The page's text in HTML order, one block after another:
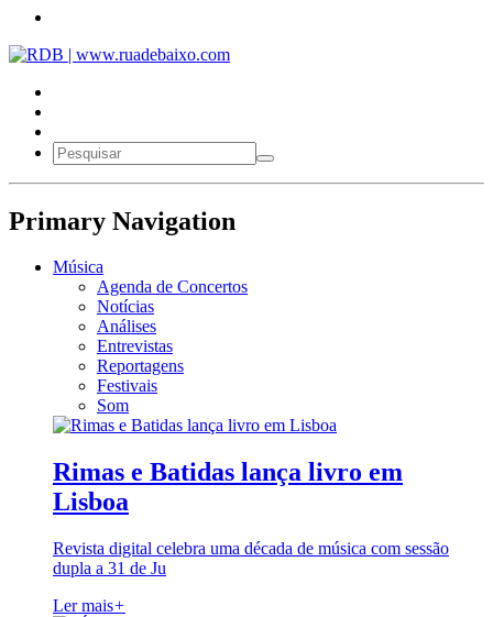
Primary Navigation
Música
Agenda de Concertos
Notícias
Análises
Entrevistas
Reportagens
Festivais
Som
Rimas e Batidas lança livro em
Lisboa
Revista digital celebra uma década de música com sessão
dupla a 31 de Ju
Ler mais+